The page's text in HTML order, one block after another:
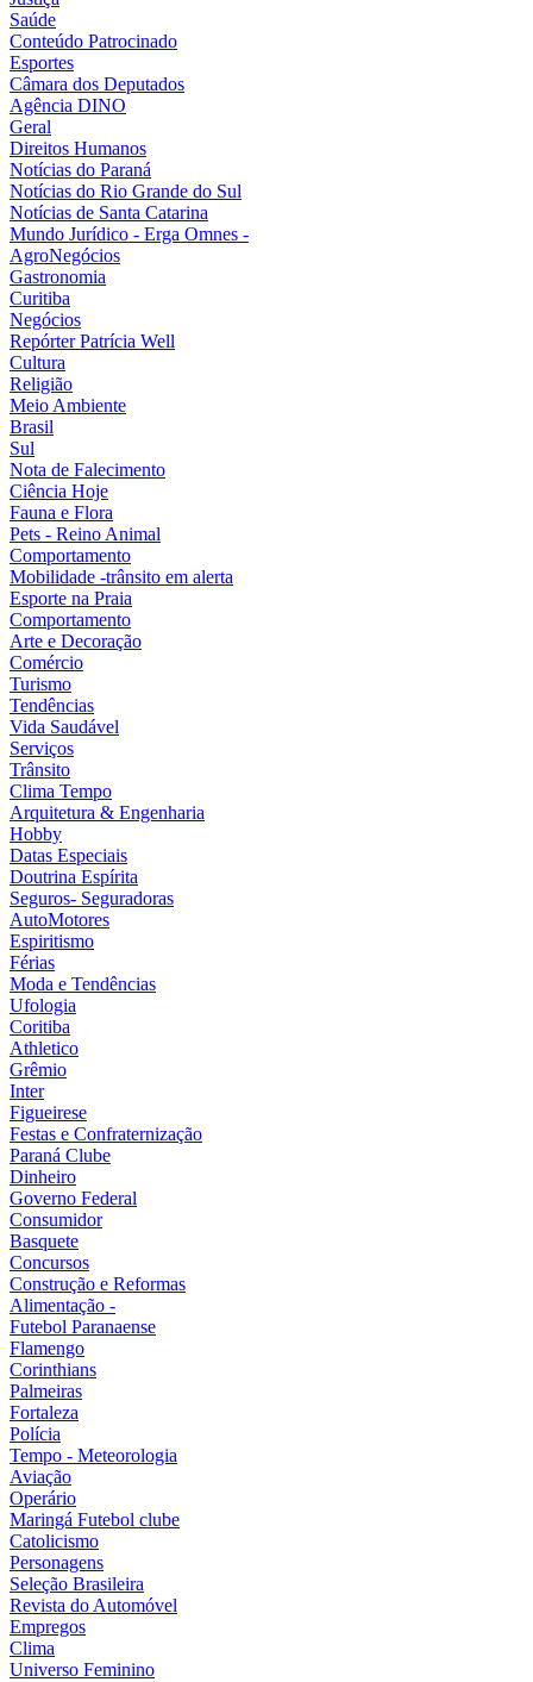
Saúde
Conteúdo Patrocinado
Esportes
Câmara dos Deputados
Agência DINO
Geral
Direitos Humanos
Notícias do Paraná
Notícias do Rio Grande do Sul
Notícias de Santa Catarina
Mundo Jurídico - Erga Omnes -
AgroNegócios
Gastronomia
Curitiba
Negócios
Repórter Patrícia Well
Cultura
Religião
Meio Ambiente
Brasil
Sul
Nota de Falecimento
Ciência Hoje
Fauna e Flora
Pets - Reino Animal
Comportamento
Mobilidade -trânsito em alerta
Esporte na Praia
Comportamento
Arte e Decoração
Comércio
Turismo
Tendências
Vida Saudável
Serviços
Trânsito
Clima Tempo
Arquitetura & Engenharia
Hobby
Datas Especiais
Doutrina Espírita
Seguros- Seguradoras
AutoMotores
Espiritismo
Férias
Moda e Tendências
Ufologia
Coritiba
Athletico
Grêmio
Inter
Figueirese
Festas e Confraternização
Paraná Clube
Dinheiro
Governo Federal
Consumidor
Basquete
Concursos
Construção e Reformas
Alimentação -
Futebol Paranaense
Flamengo
Corinthians
Palmeiras
Fortaleza
Polícia
Tempo - Meteorologia
Aviação
Operário
Maringá Futebol clube
Catolicismo
Personagens
Seleção Brasileira
Revista do Automóvel
Empregos
Clima
Universo Feminino